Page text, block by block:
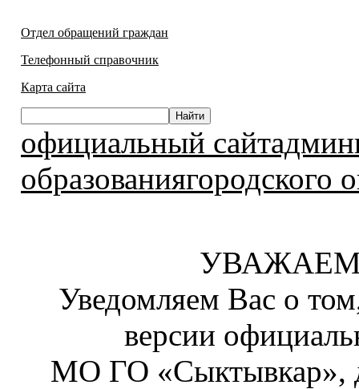
Отдел обращений граждан
Телефонный справочник
Карта сайта
официальный
образованиягородского
Уведомляем Вас о
версии
МО ГО «Сыктывкар»,